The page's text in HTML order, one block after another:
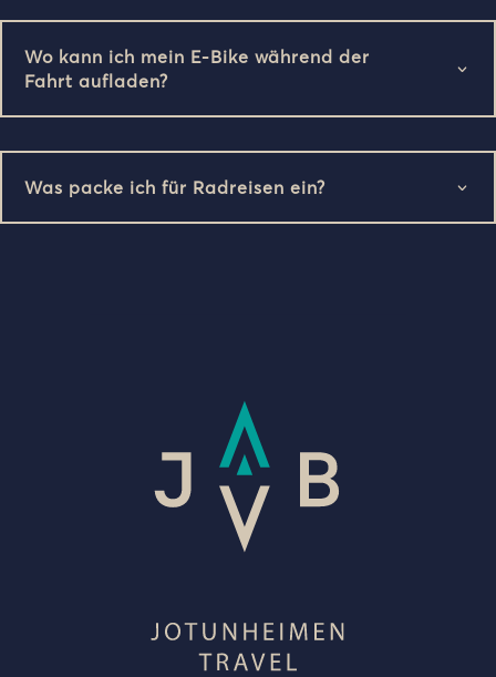
Wo kann ich mein E-Bike während der
Fahrt aufladen?
Was packe ich für Radreisen ein?